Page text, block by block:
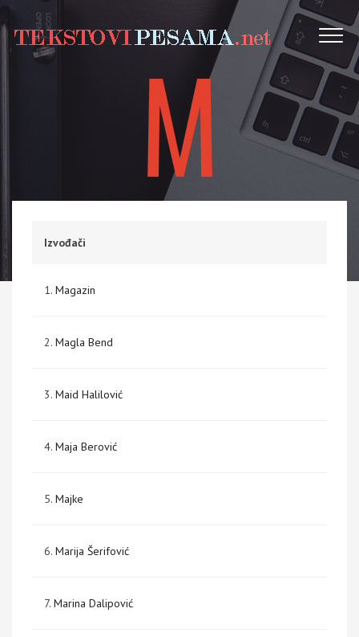
M
Izvođači
1. Magazin
2. Magla Bend
3. Maid Halilović
4. Maja Berović
5. Majke
6. Marija Šerifović
7. Marina Dalipović